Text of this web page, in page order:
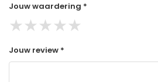
Jouw waardering *
★★★★★
Jouw review *